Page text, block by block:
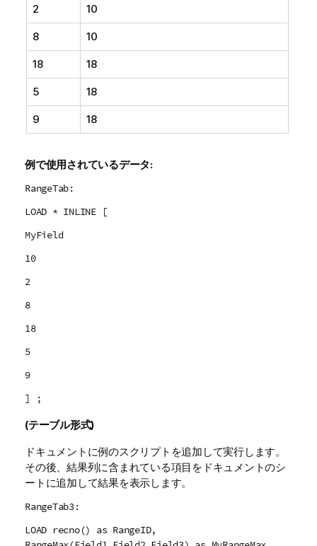
2 10
8 10
18 18
5 18
9 18
例で使用されているデータ:
RangeTab:
LOAD * INLINE [
MyField
10
2
8
18
5
9
] ;
(テーブル形式)
ドキュメントに例のスクリプトを追加して実行します。
その後、結果列に含まれている項目をドキュメントのシ
ートに追加して結果を表示します。
RangeTab3:
LOAD recno() as RangeID,